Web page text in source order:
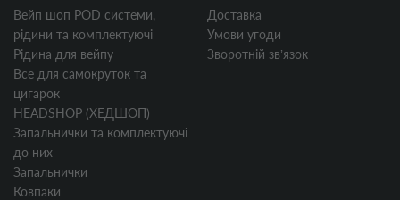
Вейп шоп POD системи,
рідини та комплектуючі
Рідина для вейпу
Все для самокруток та
цигарок
HEADSHOP (ХЕДШОП)
Запальнички та комплектуючі
до них
Запальнички
Ковпаки
Доставка
Умови угоди
Зворотній звʼязок